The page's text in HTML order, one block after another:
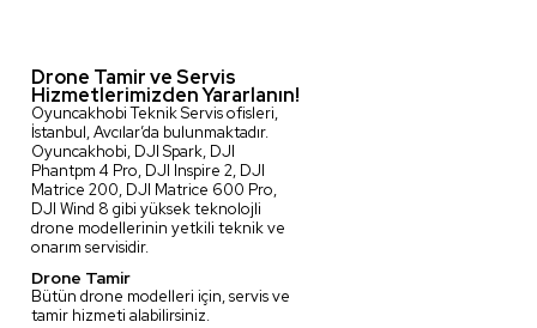
Drone Tamir ve Servis
Hizmetlerimizden Yararlanın!
Oyuncakhobi Teknik Servis ofisleri,
İstanbul, Avcılar’da bulunmaktadır.
Oyuncakhobi, DJI Spark, DJI
Phantpm 4 Pro, DJI Inspire 2, DJI
Matrice 200, DJI Matrice 600 Pro,
DJI Wind 8 gibi yüksek teknolojli
drone modellerinin yetkili teknik ve
onarım servisidir.
Drone Tamir
Bütün drone modelleri için, servis ve
tamir hizmeti alabilirsiniz.